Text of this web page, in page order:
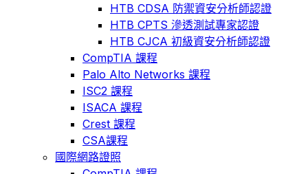
HTB CDSA 防禦資安分析師認證
HTB CPTS 滲透測試專家認證
HTB CJCA 初級資安分析師認證
CompTIA 課程
Palo Alto Networks 課程
ISC2 課程
ISACA 課程
Crest 課程
CSA課程
國際網路證照